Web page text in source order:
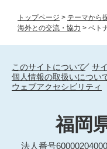
トップページ > テーマから
海外との交流・協力 > ベト
このサイトについて
サ
個人情報の取扱いについ
ウェブアクセシビリティ
福岡
法人番号